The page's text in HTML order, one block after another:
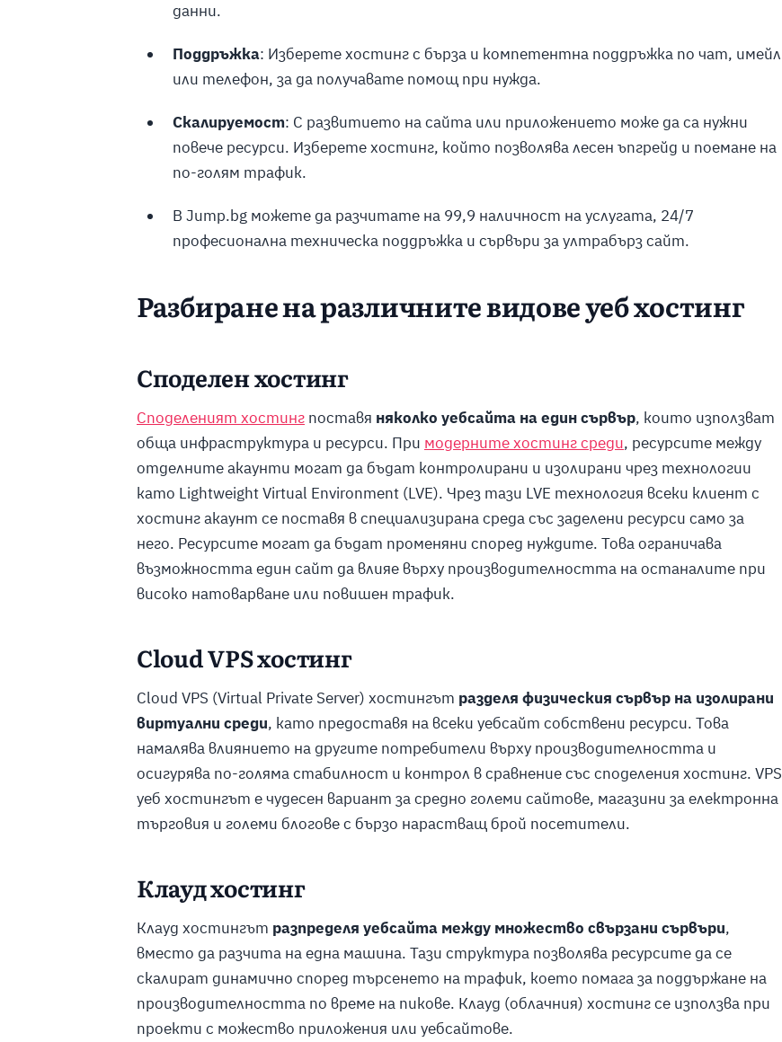
данни.
Поддръжка: Изберете хостинг с бърза и компетентна поддръжка по чат, имейл
или телефон, за да получавате помощ при нужда.
Скалируемост: С развитието на сайта или приложението може да са нужни
повече ресурси. Изберете хостинг, който позволява лесен ъпгрейд и поемане на
по-голям трафик.
В Jump.bg можете да разчитате на 99,9 наличност на услугата, 24/7
професионална техническа поддръжка и сървъри за ултрабърз сайт.
Разбиране на различните видове уеб хостинг
Споделен хостинг
Споделеният хостинг поставя няколко уебсайта на един сървър, които използват
обща инфраструктура и ресурси. При модерните хостинг среди, ресурсите между
отделните акаунти могат да бъдат контролирани и изолирани чрез технологии
като Lightweight Virtual Environment (LVE). Чрез тази LVE технология всеки клиент с
хостинг акаунт се поставя в специализирана среда със заделени ресурси само за
него. Ресурсите могат да бъдат променяни според нуждите. Това ограничава
възможността един сайт да влияе върху производителността на останалите при
високо натоварване или повишен трафик.
Cloud VPS хостинг
Cloud VPS (Virtual Private Server) хостингът разделя физическия сървър на изолирани
виртуални среди, като предоставя на всеки уебсайт собствени ресурси. Това
намалява влиянието на другите потребители върху производителността и
осигурява по-голяма стабилност и контрол в сравнение със споделения хостинг. VPS
уеб хостингът е чудесен вариант за средно големи сайтове, магазини за електронна
търговия и големи блогове с бързо нарастващ брой посетители.
Клауд хостинг
Клауд хостингът разпределя уебсайта между множество свързани сървъри,
вместо да разчита на една машина. Тази структура позволява ресурсите да се
скалират динамично според търсенето на трафик, което помага за поддържане на
производителността по време на пикове. Клауд (облачния) хостинг се използва при
проекти с можество приложения или уебсайтове.